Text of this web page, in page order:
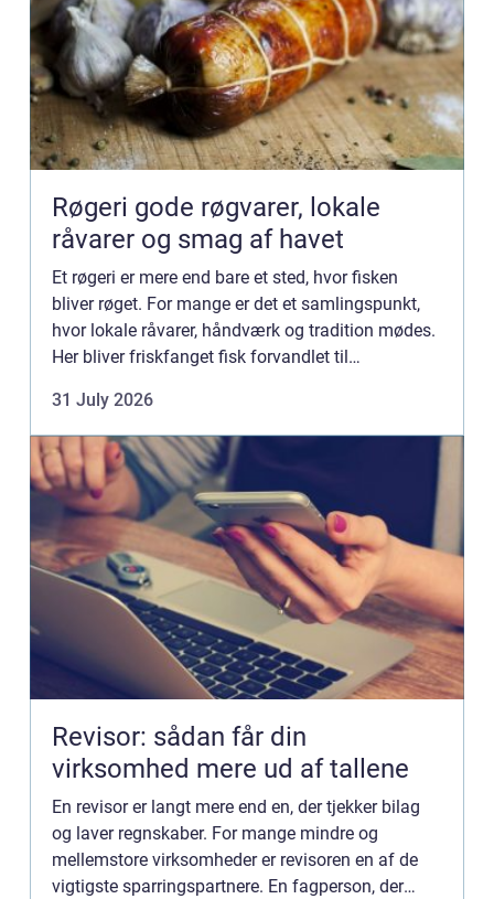
Røgeri gode røgvarer, lokale
råvarer og smag af havet
Et røgeri er mere end bare et sted, hvor fisken
bliver røget. For mange er det et samlingspunkt,
hvor lokale råvarer, håndværk og tradition mødes.
Her bliver friskfanget fisk forvandlet til
hurtig frokost...
31 July 2026
Revisor: sådan får din
virksomhed mere ud af tallene
En revisor er langt mere end en, der tjekker bilag
og laver regnskaber. For mange mindre og
mellemstore virksomheder er revisoren en af de
vigtigste sparringspartnere. En fagperson, der